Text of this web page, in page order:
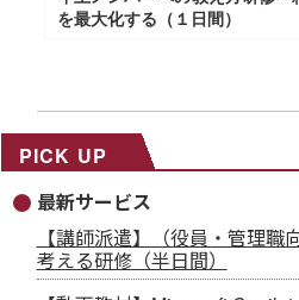
を最大化する（１日間）
PICK UP
最新サービス
【講師派遣】（役員・管理職
考える研修（半日間）